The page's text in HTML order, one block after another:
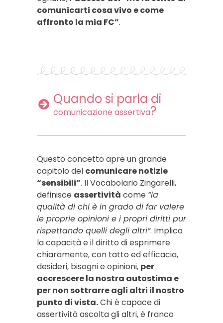
comunicarti cosa vivo e come
affronto la mia FC”.
Quando si parla di
comunicazione assertiva?
Questo concetto apre un grande
capitolo del comunicare notizie
“sensibili”. Il Vocabolario Zingarelli,
definisce assertività come “la
qualità di chi è in grado di far valere
le proprie opinioni e i propri diritti pur
rispettando quelli degli altri”. Implica
la capacità e il diritto di esprimere
chiaramente, con tatto ed efficacia,
desideri, bisogni e opinioni, per
accrescere la nostra autostima e
per non sottrarre agli altri il nostro
punto di vista.Chi è capace di
assertività ascolta gli altri, è franco